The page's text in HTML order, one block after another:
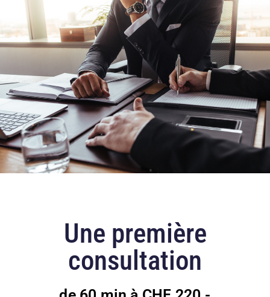
Une première
consultation